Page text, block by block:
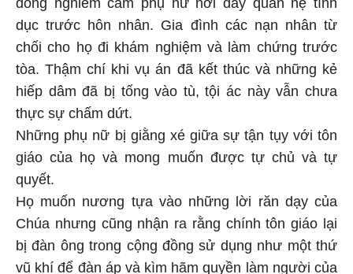
dục trước hôn nhân. Gia đình các nạn nhân từ
chối cho họ đi khám nghiệm và làm chứng trước
tòa. Thậm chí khi vụ án đã kết thúc và những kẻ
hiếp dâm đã bị tống vào tù, tội ác này vẫn chưa
thực sự chấm dứt.
Những phụ nữ bị giằng xé giữa sự tận tụy với tôn
giáo của họ và mong muốn được tự chủ và tự
quyết.
Họ muốn nương tựa vào những lời răn dạy của
Chúa nhưng cũng nhận ra rằng chính tôn giáo lại
bị đàn ông trong cộng đồng sử dụng như một thứ
vũ khí để đàn áp và kìm hãm quyền làm người của